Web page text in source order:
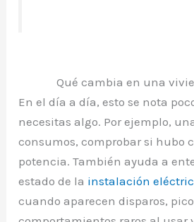
Qué cambia en una
En el día a día, esto se nota
necesitas algo. Por ejemplo,
consumos, comprobar si hubo
potencia. También ayuda a
estado de la instalación
cuando aparecen disparos,